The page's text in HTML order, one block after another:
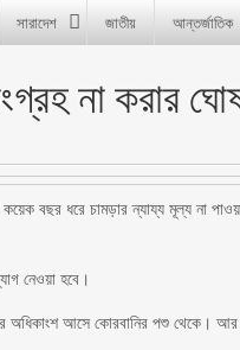
সারাদেশ জাতীয় আন্তর্জাতিক
না করার
বছর ধরে চামড়ার ন্যায্য মূল্য না
নেওয়া হবে।
অধিকাংশ আসে কোরবানির পশু থেকে।